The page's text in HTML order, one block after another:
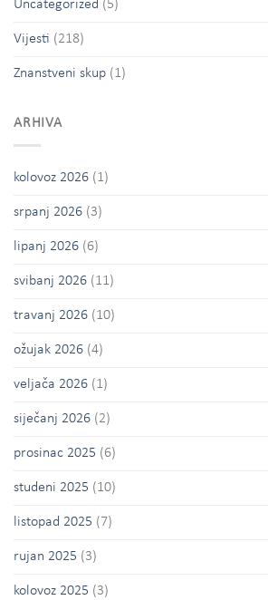
Uncategorized (5)
Vijesti (218)
Znanstveni skup (1)
ARHIVA
kolovoz 2026 (1)
srpanj 2026 (3)
lipanj 2026 (6)
svibanj 2026 (11)
travanj 2026 (10)
ožujak 2026 (4)
veljača 2026 (1)
siječanj 2026 (2)
prosinac 2025 (6)
studeni 2025 (10)
listopad 2025 (7)
rujan 2025 (3)
kolovoz 2025 (3)